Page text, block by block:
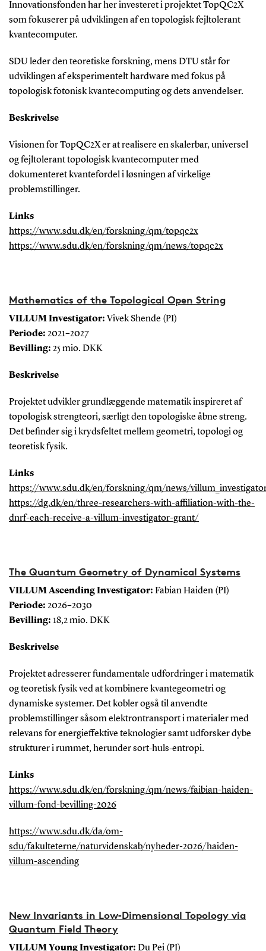
Innovationsfonden har her investeret i projektet TopQC2X
som fokuserer på udviklingen af en topologisk fejltolerant
kvantecomputer.
SDU leder den teoretiske forskning, mens DTU står for
udviklingen af eksperimentelt hardware med fokus på
topologisk fotonisk kvante­computing og dets anvendelser.
Beskrivelse
Visionen for TopQC2X er at realisere en skalerbar, universel
og fejltolerant topologisk kvantecomputer med
dokumenteret kvante­fordel i løsningen af virkelige
problemstillinger.
Links
https://www.sdu.dk/en/forskning/qm/topqc2x
https://www.sdu.dk/en/forskning/qm/news/topqc2x
Mathematics of the Topological Open String
VILLUM Investigator: Vivek Shende (PI)
Periode: 2021–2027
Bevilling: 25 mio. DKK
Beskrivelse
Projektet udvikler grundlæggende matematik inspireret af
topologisk strengteori, særligt den topologiske åbne streng.
Det befinder sig i krydsfeltet mellem geometri, topologi og
teoretisk fysik.
Links
https://www.sdu.dk/en/forskning/qm/news/
https://dg.dk/en/three-researchers-with-affiliation-with-the-
dnrf-each-receive-a-villum-investigator-grant/
The Quantum Geometry of Dynamical Systems
VILLUM Ascending Investigator: Fabian Haiden (PI)
Periode: 2026–2030
Bevilling: 18,2 mio. DKK
Beskrivelse
Projektet adresserer fundamentale udfordringer i matematik
og teoretisk fysik ved at kombinere kvantegeometri og
dynamiske systemer. Det kobler også til anvendte
problemstillinger såsom elektrontransport i materialer med
relevans for energieffektive teknologier samt udforsker dybe
strukturer i rummet, herunder sort‑huls‑entropi.
Links
https://www.sdu.dk/en/forskning/qm/news/faibian-haiden-
villum-fond-bevilling-2026
https://www.sdu.dk/da/om-
sdu/fakulteterne/naturvidenskab/nyheder-2026/haiden-
villum-ascending
New Invariants in Low‑Dimensional Topology via
Quantum Field Theory
VILLUM Young Investigator: Du Pei (PI)